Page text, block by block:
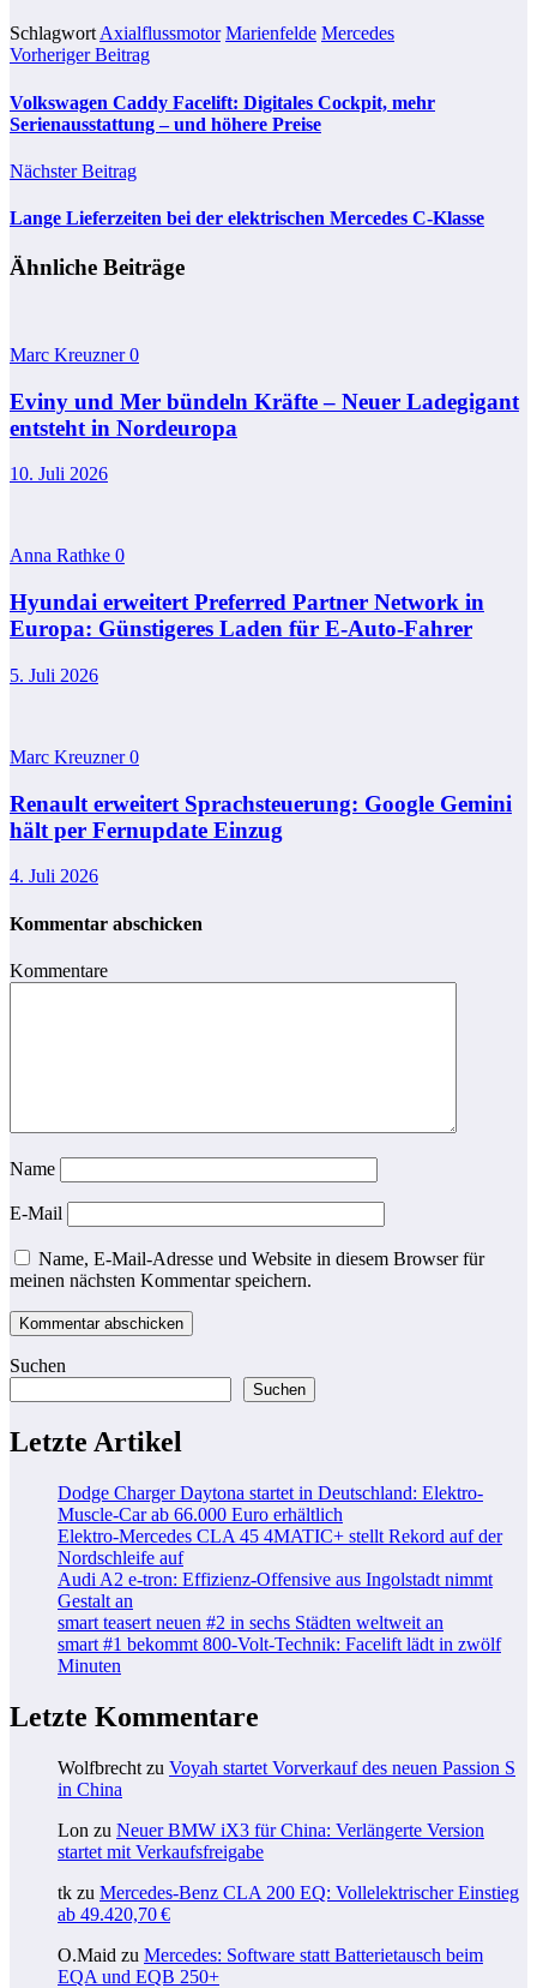
Schlagwort Axialflussmotor Marienfelde Mercedes
Vorheriger Beitrag
Volkswagen Caddy Facelift: Digitales Cockpit, mehr
Serienausstattung – und höhere Preise
Nächster Beitrag
Lange Lieferzeiten bei der elektrischen Mercedes C-Klasse
Ähnliche Beiträge
Marc Kreuzner0
Eviny und Mer bündeln Kräfte – Neuer Ladegigant
entsteht in Nordeuropa
10. Juli 2026
Anna Rathke 0
Hyundai erweitert Preferred Partner Network in
Europa: Günstigeres Laden für E-Auto-Fahrer
5. Juli 2026
Marc Kreuzner0
Renault erweitert Sprachsteuerung: Google Gemini
hält per Fernupdate Einzug
4. Juli 2026
Kommentar abschicken
Kommentare
Name
E-Mail
Name, E-Mail-Adresse und Website in diesem Browser für
meinen nächsten Kommentar speichern.
Suchen
Suchen
Letzte Artikel
Dodge Charger Daytona startet in Deutschland: Elektro-
Muscle-Car ab 66.000 Euro erhältlich
Elektro-Mercedes CLA 45 4MATIC+ stellt Rekord auf der
Nordschleife auf
Audi A2 e-tron: Effizienz-Offensive aus Ingolstadt nimmt
Gestalt an
smart teasert neuen #2 in sechs Städten weltweit an
smart #1 bekommt 800-Volt-Technik: Facelift lädt in zwölf
Minuten
Letzte Kommentare
Wolfbrecht zu Voyah startet Vorverkauf des neuen Passion S
in China
Lon zu Neuer BMW iX3 für China: Verlängerte Version
startet mit Verkaufsfreigabe
tk zu Mercedes-Benz CLA 200 EQ: Vollelektrischer Einstieg
ab 49.420,70 €
O.Maid zu Mercedes: Software statt Batterietausch beim
EQA und EQB 250+